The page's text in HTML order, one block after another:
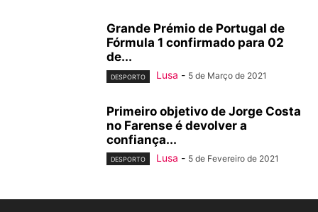
Grande Prémio de Portugal de
Fórmula 1 confirmado para 02
de...
DESPORTO Lusa - 5 de Março de 2021
Primeiro objetivo de Jorge Costa
no Farense é devolver a
confiança...
DESPORTO Lusa - 5 de Fevereiro de 2021